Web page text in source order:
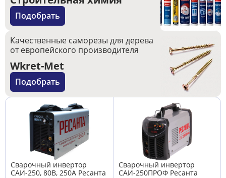
Подобрать
Качественные саморезы для дерева
от европейского производителя
Wkret-Met
Подобрать
Сварочный инвертор
САИ-250, 80В, 250А Ресанта
Сварочный инвертор
САИ-250ПРОФ Ресанта